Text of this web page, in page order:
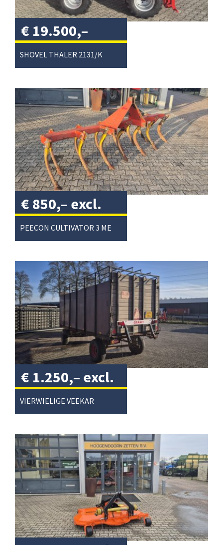
SHOVEL THALER 2131/K
€ 19.500,–
excl. btw/
€ 850,– excl.
btw/
VIERWIELIGE VEEKAR
€ 1.250,– excl.
btw/